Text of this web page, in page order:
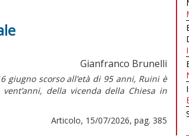
Gianfranco Brunelli
giugno scorso all’età di 95 anni, Ruini è
della vicenda della Chiesa in
Articolo, 15/07/2026, pag. 385